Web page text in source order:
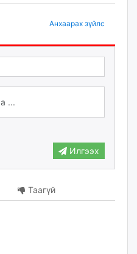
Анхаарах зүйлс
Илгээх
Таагүй